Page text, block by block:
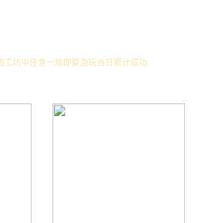
工坊中任意一局即算游玩当日累计成功